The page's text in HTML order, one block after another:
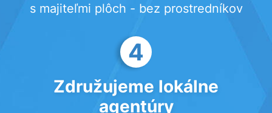
s majiteľmi plôch - bez prostredníkov
4
Združujeme lokálne
agentúry